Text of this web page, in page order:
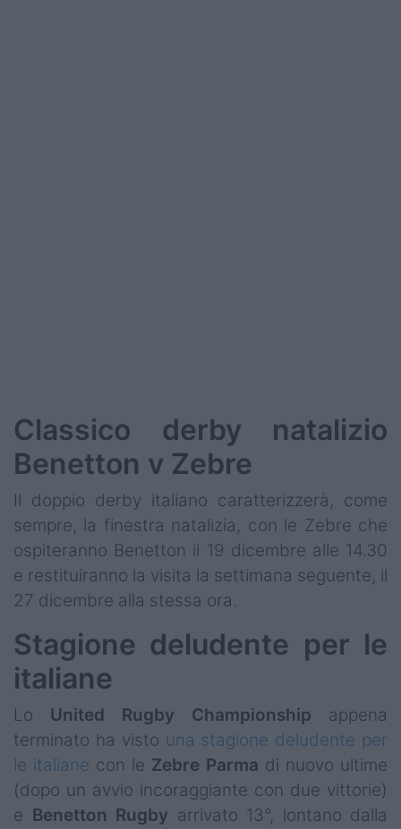
Classico derby natalizio
Benetton v Zebre
Il doppio derby italiano caratterizzerà, come
sempre, la finestra natalizia, con le Zebre che
ospiteranno Benetton il 19 dicembre alle 14.30
e restituiranno la visita la settimana seguente, il
27 dicembre alla stessa ora.
Stagione deludente per le
italiane
Lo United Rugby Championship appena
terminato ha visto una stagione deludente per
le italiane con le Zebre Parma di nuovo ultime
(dopo un avvio incoraggiante con due vittorie)
e Benetton Rugby arrivato 13°, lontano dalla